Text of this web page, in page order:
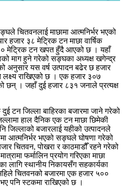
चितवनलाई माछामा आत्मनिर्भर भएको
हजार ३८ मेट्रिक टन माछा वार्षिक
मेट्रिक टन खपत हुँदै आएको छ । यहाँ
माग हुने गरेको सङ्घका अध्यक्ष खगेन्द्र
अनुसार यस वर्ष उत्पादन बढेर छ हजार
लक्ष्य राखिएको छ । एक हजार ३०७
छन् । जहाँ दुई हजार ८३१ जनाले प्रत्यक्ष
दुई टन जिल्ला बाहिरका बजारमा जाने गरेको
हाल दैनिक एक टन माछा छिमेकी
जिल्लाको बजारलाई यहीको उत्पादनले
आत्मनिर्भर भएको सङ्घले घोषणा गरेको
चितवन, पोखरा र काठमाडौँ रहने गरेको
फर्मालिन प्रयोग गरिएका माछा
लागि स्थानीय निकायसँग सहकार्यका
चितवनको बजारमा एक हजार ५००
पनि स्टकमा राखिएको छ ।